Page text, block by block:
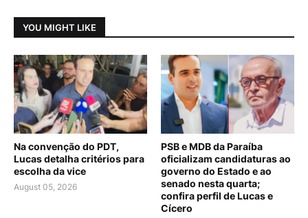
YOU MIGHT LIKE
Na convenção do PDT,
Lucas detalha critérios para
escolha da vice
August 05, 2026
PSB e MDB da Paraíba
oficializam candidaturas ao
governo do Estado e ao
senado nesta quarta;
confira perfil de Lucas e
Cícero